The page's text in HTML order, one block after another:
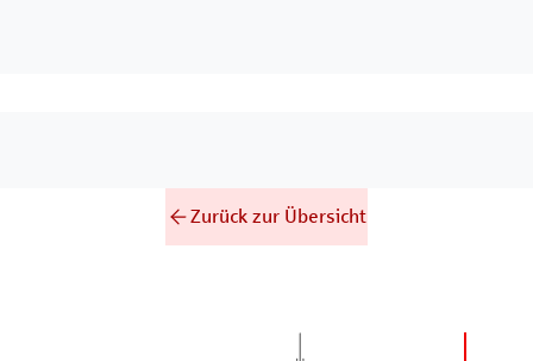
Zurück zur Übersicht